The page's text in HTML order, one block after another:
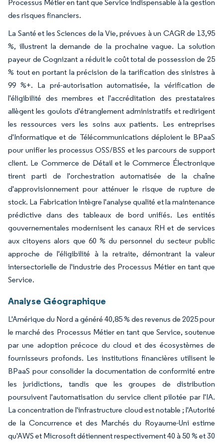
Processus Métier en tant que Service indispensable à la gestion
des risques financiers.
La Santé et les Sciences de la Vie, prévues à un CAGR de 13,95
%, illustrent la demande de la prochaine vague. La solution
payeur de Cognizant a réduit le coût total de possession de 25
% tout en portant la précision de la tarification des sinistres à
99 %+. La pré-autorisation automatisée, la vérification de
l'éligibilité des membres et l'accréditation des prestataires
allègent les goulots d'étranglement administratifs et redirigent
les ressources vers les soins aux patients. Les entreprises
d'Informatique et de Télécommunications déploient le BPaaS
pour unifier les processus OSS/BSS et les parcours de support
client. Le Commerce de Détail et le Commerce Électronique
tirent parti de l'orchestration automatisée de la chaîne
d'approvisionnement pour atténuer le risque de rupture de
stock. La Fabrication intègre l'analyse qualité et la maintenance
prédictive dans des tableaux de bord unifiés. Les entités
gouvernementales modernisent les canaux RH et de services
aux citoyens alors que 60 % du personnel du secteur public
approche de l'éligibilité à la retraite, démontrant la valeur
intersectorielle de l'industrie des Processus Métier en tant que
Service.
Analyse Géographique
L'Amérique du Nord a généré 40,85 % des revenus de 2025 pour
le marché des Processus Métier en tant que Service, soutenue
par une adoption précoce du cloud et des écosystèmes de
fournisseurs profonds. Les institutions financières utilisent le
BPaaS pour consolider la documentation de conformité entre
les juridictions, tandis que les groupes de distribution
poursuivent l'automatisation du service client pilotée par l'IA.
La concentration de l'infrastructure cloud est notable ; l'Autorité
de la Concurrence et des Marchés du Royaume-Uni estime
qu'AWS et Microsoft détiennent respectivement 40 à 50 % et 30